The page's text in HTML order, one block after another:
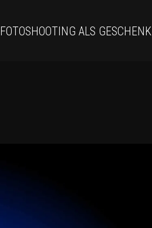
FOTOSHOOTING ALS GESCHENK